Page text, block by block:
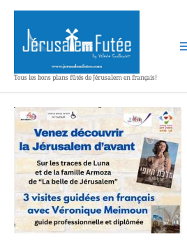
Aller
contenu
Tous les bons plans fûtés de Jérusalem en français!